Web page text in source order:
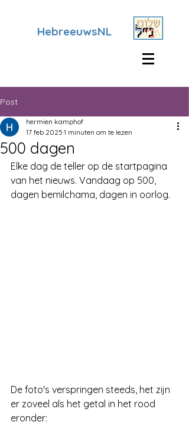
HebreeuwsNL
Post
500 dagen
hermien kamphof
17 feb 2025 1 minuten om te lezen
Elke dag de teller op de startpagina
van het nieuws. Vandaag op 500,
dagen bemilchama, dagen in oorlog.
De foto's verspringen steeds, het zijn
er zoveel als het getal in het rood
eronder: